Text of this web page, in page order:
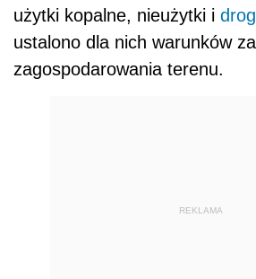
użytki kopalne, nieużytki i
ustalono dla nich warunków
zagospodarowania terenu.
REKLAMA